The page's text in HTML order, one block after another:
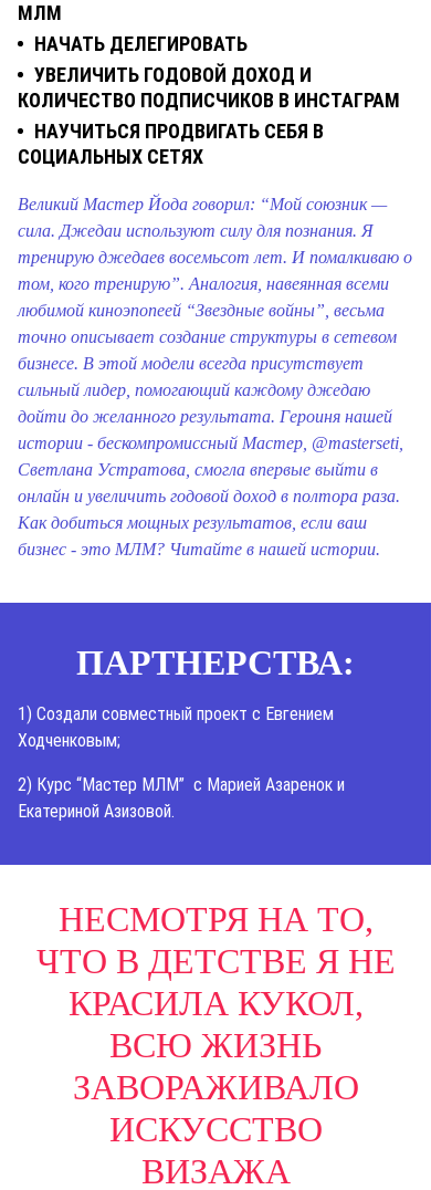
МЛМ
НАЧАТЬ ДЕЛЕГИРОВАТЬ
УВЕЛИЧИТЬ ГОДОВОЙ ДОХОД И
КОЛИЧЕСТВО ПОДПИСЧИКОВ В ИНСТАГРАМ
НАУЧИТЬСЯ ПРОДВИГАТЬ СЕБЯ В
СОЦИАЛЬНЫХ СЕТЯХ
Великий Мастер Йода говорил: “Мой союзник —
сила. Джедаи используют силу для познания. Я
тренирую джедаев восемьсот лет. И помалкиваю о
том, кого тренирую”. Аналогия, навеянная всеми
любимой киноэпопеей “Звездные войны”, весьма
точно описывает создание структуры в сетевом
бизнесе. В этой модели всегда присутствует
сильный лидер, помогающий каждому джедаю
дойти до желанного результата. Героиня нашей
истории - бескомпромиссный Мастер, @masterseti,
Светлана Устратова, смогла впервые выйти в
онлайн и увеличить годовой доход в полтора раза.
Как добиться мощных результатов, если ваш
бизнес - это МЛМ? Читайте в нашей истории.
ПАРТНЕРСТВА:
1) Создали совместный проект с Евгением
Ходченковым;
2) Курс “Мастер МЛМ” с Марией Азаренок и
Екатериной Азизовой.
НЕСМОТРЯ НА ТО,
ЧТО В ДЕТСТВЕ Я НЕ
КРАСИЛА КУКОЛ,
ВСЮ ЖИЗНЬ
ЗАВОРАЖИВАЛО
ИСКУССТВО
ВИЗАЖА